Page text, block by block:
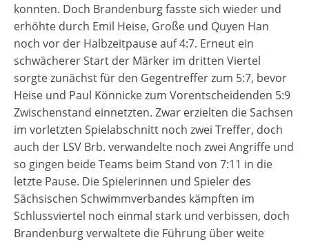
konnten. Doch Brandenburg fasste sich wieder und
erhöhte durch Emil Heise, Große und Quyen Han
noch vor der Halbzeitpause auf 4:7. Erneut ein
schwächerer Start der Märker im dritten Viertel
sorgte zunächst für den Gegentreffer zum 5:7, bevor
Heise und Paul Könnicke zum Vorentscheidenden 5:9
Zwischenstand einnetzten. Zwar erzielten die Sachsen
im vorletzten Spielabschnitt noch zwei Treffer, doch
auch der LSV Brb. verwandelte noch zwei Angriffe und
so gingen beide Teams beim Stand von 7:11 in die
letzte Pause. Die Spielerinnen und Spieler des
Sächsischen Schwimmverbandes kämpften im
Schlussviertel noch einmal stark und verbissen, doch
Brandenburg verwaltete die Führung über weite